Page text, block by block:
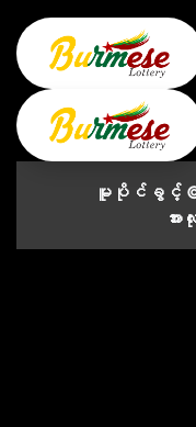
မူပိုင်ခွင့် ©
အ